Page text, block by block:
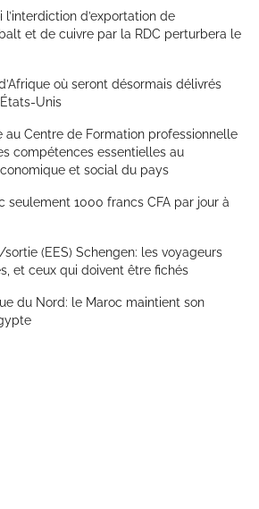
l’interdiction d’exportation de
et de cuivre par la RDC perturbera le
où seront désormais délivrés
Unis
au Centre de Formation professionnelle
compétences essentielles au
et social du pays
seulement 1000 francs CFA par jour à
(EES) Schengen: les voyageurs
et ceux qui doivent être fichés
du Nord: le Maroc maintient son